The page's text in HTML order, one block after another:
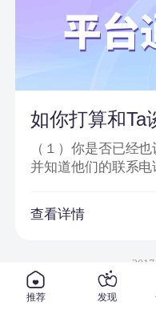
3、把中奖诈骗信息
录一个钓鱼网站进
4、虚假信息为避免
如你打算和Ta
（１）你是否已经
并知道他们的联系
私人社交圈子。
信他（她）真的在
作？
查看详情
推荐 发现